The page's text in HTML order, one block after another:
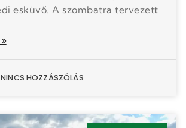
esküvő. A szombatra tervezett
NINCS HOZZÁSZÓLÁS